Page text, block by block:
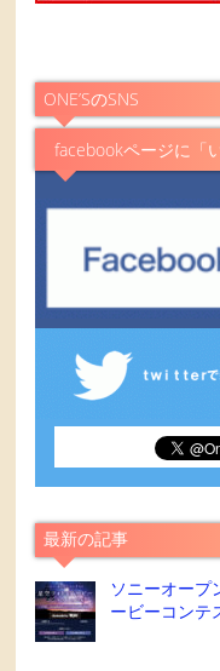
ONE’SのSNS
facebookページに「
最新の記事
ソニーオープ
ービーコンテ